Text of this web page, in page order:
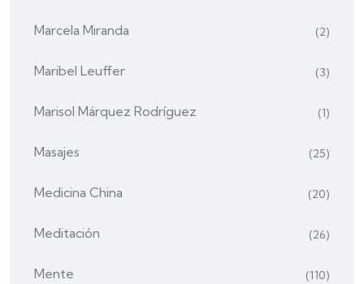
Marcela Miranda (2)
Maribel Leuffer (3)
Marisol Márquez Rodríguez (1)
Masajes (25)
Medicina China (20)
Meditación (26)
Mente (110)